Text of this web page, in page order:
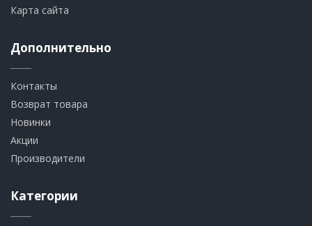
Карта сайта
Дополнительно
Контакты
Возврат товара
Новинки
Акции
Производители
Категории